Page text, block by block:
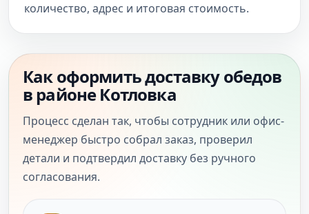
количество, адрес и итоговая стоимость.
Как оформить доставку обедов
в районе Котловка
Процесс сделан так, чтобы сотрудник или офис-
менеджер быстро собрал заказ, проверил
детали и подтвердил доставку без ручного
согласования.